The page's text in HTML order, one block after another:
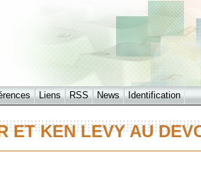
Liens RSS News Identification
ET KEN LEVY AU